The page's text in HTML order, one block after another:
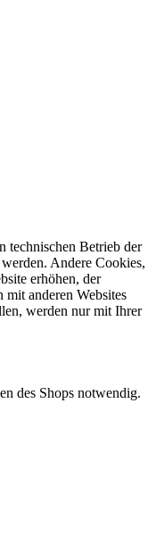
technischen Betrieb der
Andere Cookies,
erhöhen, der
anderen Websites
werden nur mit Ihrer
des Shops notwendig.